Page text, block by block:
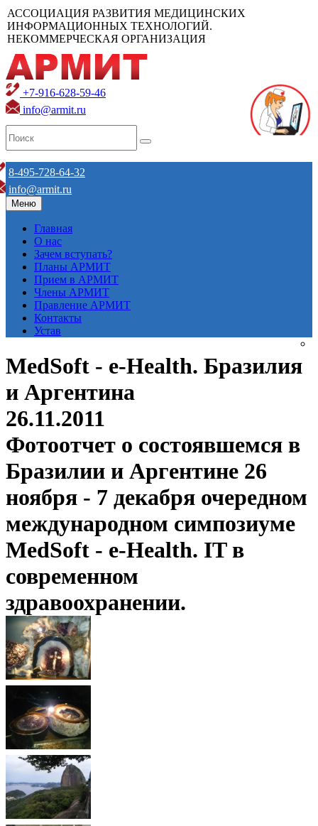
АССОЦИАЦИЯ РАЗВИТИЯ МЕДИЦИНСКИХ
ИНФОРМАЦИОННЫХ ТЕХНОЛОГИЙ.
НЕКОММЕРЧЕСКАЯ ОРГАНИЗАЦИЯ
+7-916-628-59-46
info@armit.ru
8-495-728-64-32
info@armit.ru
Меню
Главная
О нас
Зачем вступать?
Планы АРМИТ
Прием в АРМИТ
Члены АРМИТ
Правление АРМИТ
Контакты
Устав
MedSoft - e-Health. Бразилия
и Аргентина
26.11.2011
Фотоотчет о состоявшемся в
Бразилии и Аргентине 26
ноября - 7 декабря очередном
международном симпозиуме
MedSoft - e-Health. IT в
современном
здравоохранении.